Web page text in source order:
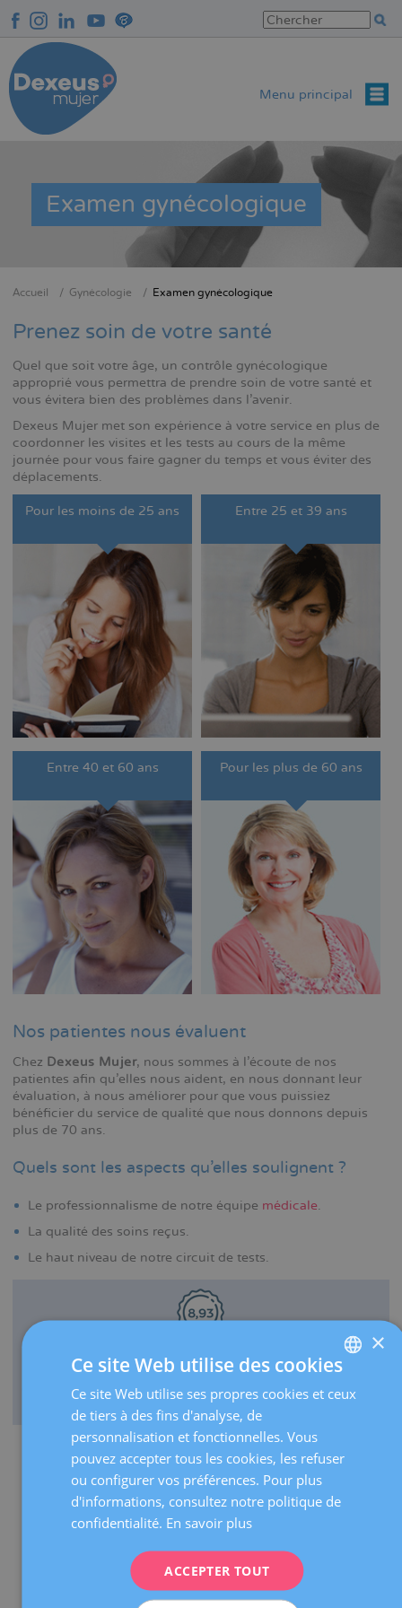
au
contenu
principal
Menu principal
Examen gynécologique
d'Ariane
Accueil Gynécologie Examen gynécologique
Prenez soin de votre santé
Quel que soit votre âge, un contrôle gynécologique
approprié vous permettra de prendre soin de votre santé et
vous évitera bien des problèmes dans l'avenir.
Dexeus Mujer met son expérience à votre service en plus de
coordonner les visites et les tests au cours de la même
journée pour vous faire gagner du temps et vous éviter des
déplacements.
Pour les moins de 25 ans Entre 25 et 39 ans
Entre 40 et 60 ans Pour les plus de 60 ans
Nos patientes nous évaluent
Chez Dexeus Mujer, nous sommes à l'écoute de nos
patientes afin qu'elles nous aident, en nous donnant leur
évaluation, à nous améliorer pour que vous puissiez
bénéficier du service de qualité que nous donnons depuis
plus de 70 ans.
Quels sont les aspects qu'elles soulignent ?
Le professionnalisme de notre équipe médicale.
La qualité des soins reçus.
Le haut niveau de notre circuit de tests.
C'est la note globale que nous ont donnée nos patientes
pour l'examen gynécologique dans notre centre.
Pourquoi nous choisir
Nous sommes un
centre de référence nationale, fort de
plus de 80 ans d'expérience, pionnier en matière de
SPANISH
×
Ce site Web utilise des cookies
Ce site Web utilise ses propres cookies et ceux
de tiers à des fins d'analyse, de
personnalisation et fonctionnelles. Vous
pouvez accepter tous les cookies, les refuser
ou configurer vos préférences. Pour plus
d'informations, consultez notre politique de
confidentialité. En savoir plus
ACCEPTER TOUT